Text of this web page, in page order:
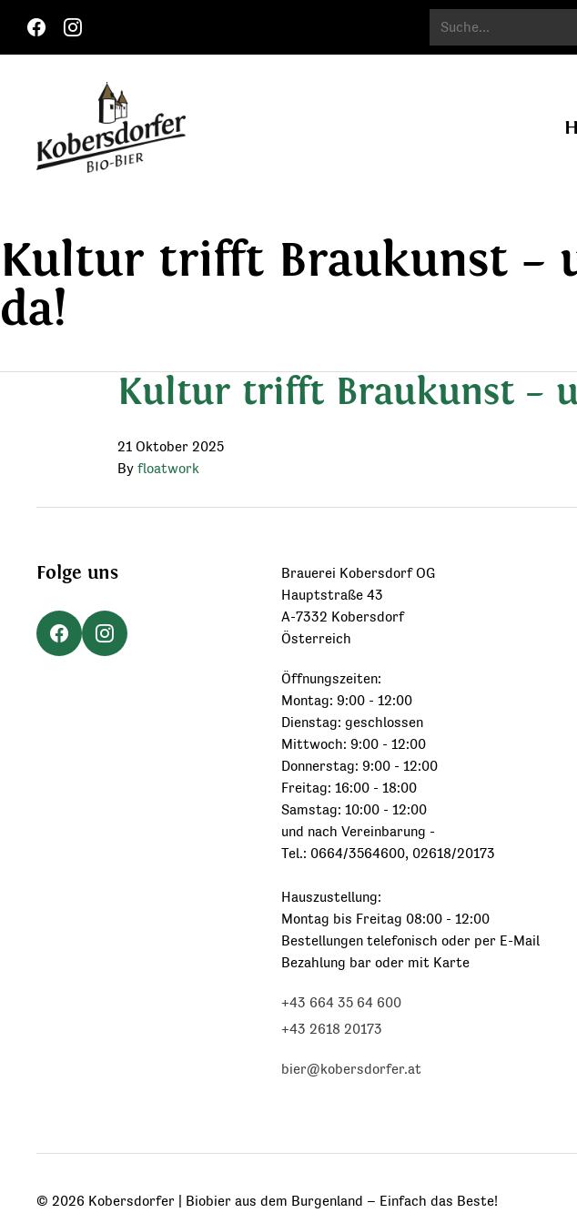
for:
Kultur trifft Braukunst –
da!
Kultur trifft Braukunst –
21 Oktober 2025
By floatwork
Folge uns
Brauerei Kobersdorf OG
Hauptstraße 43
A-7332 Kobersdorf
Österreich
Öffnungszeiten:
Montag: 9:00 - 12:00
Dienstag: geschlossen
Mittwoch: 9:00 - 12:00
Donnerstag: 9:00 - 12:00
Freitag: 16:00 - 18:00
Samstag: 10:00 - 12:00
und nach Vereinbarung -
Tel.: 0664/3564600, 02618/20173
Hauszustellung:
Montag bis Freitag 08:00 - 12:00
Bestellungen telefonisch oder per E-Mail
Bezahlung bar oder mit Karte
+43 664 35 64 600
+43 2618 20173
bier@kobersdorfer.at
© 2026 Kobersdorfer | Biobier aus dem Burgenland – Einfach das Beste!